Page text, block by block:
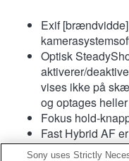
Exif
Optisk
aktiverer/
vises ikke på
og optages
Fokus hold-
Fast Hybrid AF
systemsoftware
Sony uses Strictly